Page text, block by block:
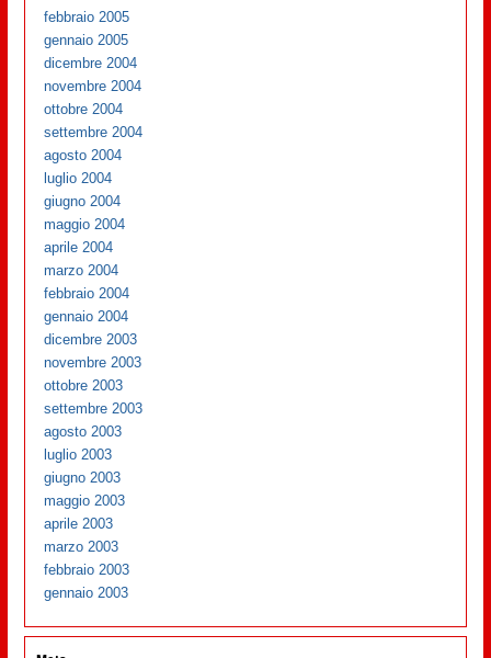
febbraio 2005
gennaio 2005
dicembre 2004
novembre 2004
ottobre 2004
settembre 2004
agosto 2004
luglio 2004
giugno 2004
maggio 2004
aprile 2004
marzo 2004
febbraio 2004
gennaio 2004
dicembre 2003
novembre 2003
ottobre 2003
settembre 2003
agosto 2003
luglio 2003
giugno 2003
maggio 2003
aprile 2003
marzo 2003
febbraio 2003
gennaio 2003